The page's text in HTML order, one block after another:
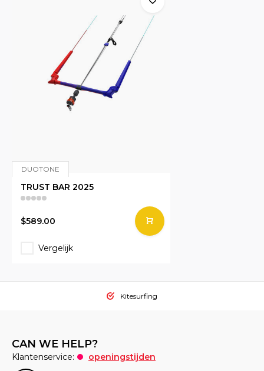
DUOTONE
TRUST BAR 2025
$589.00
Vergelijk
Kitesurfing
CAN WE HELP?
Klantenservice:
openingstijden